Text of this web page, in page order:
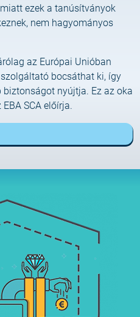
Requests
the Google
ezek a tanúsítványok
nem hagyományos
az Európai Unióban
bocsáthat ki, így
nyújtja. Ez az oka
SCA előírja.